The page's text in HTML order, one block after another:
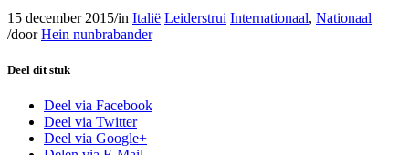
15 december 2015/in Italië Leiderstrui Internationaal, Nationaal
/doorHein nunbrabander
Deel dit stuk
Deel via Facebook
Deel via Twitter
Deel via Google+